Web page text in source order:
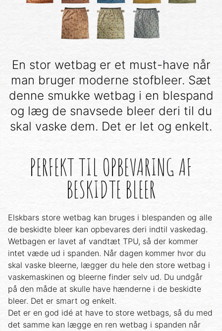
En stor wetbag er et must-have når
man bruger moderne stofbleer. Sæt
denne smukke wetbag i en blespand
og læg de snavsede bleer deri til du
skal vaske dem. Det er let og enkelt.
PERFEKT TIL OPBEVARING AF
BESKIDTE BLEER
Elskbars store wetbag kan bruges i blespanden og alle
de beskidte bleer kan opbevares deri indtil vaskedag.
Wetbagen er lavet af vandtæt TPU, så der kommer
intet væde ud i spanden. Når dagen kommer hvor du
skal vaske bleerne, lægger du hele den store wetbag i
vaskemaskinen og bleerne finder selv ud. Du undgår
på den måde at skulle have hænderne i de beskidte
bleer. Det er smart og enkelt.
Det er en god idé at have to store wetbags, så du med
det samme kan lægge en ren wetbag i spanden når